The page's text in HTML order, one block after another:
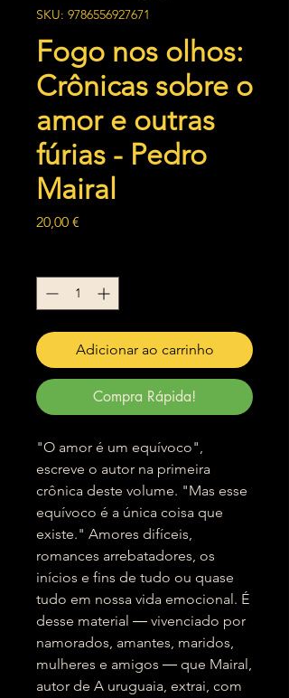
SKU: 9786556927671
Fogo nos olhos:
Crônicas sobre o
amor e outras
fúrias - Pedro
Mairal
20,00 €
Adicionar ao carrinho
Compra Rápida!
"O amor é um equívoco",
escreve o autor na primeira
crônica deste volume. "Mas esse
equívoco é a única coisa que
existe." Amores difíceis,
romances arrebatadores, os
inícios e fins de tudo ou quase
tudo em nossa vida emocional. É
desse material ― vivenciado por
namorados, amantes, maridos,
mulheres e amigos ― que Mairal,
autor de A uruguaia, extrai, com